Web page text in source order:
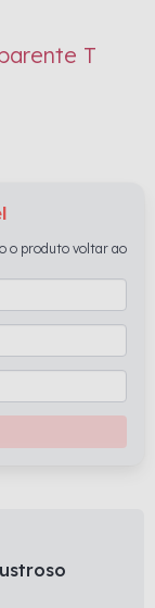
T
o produto voltar ao